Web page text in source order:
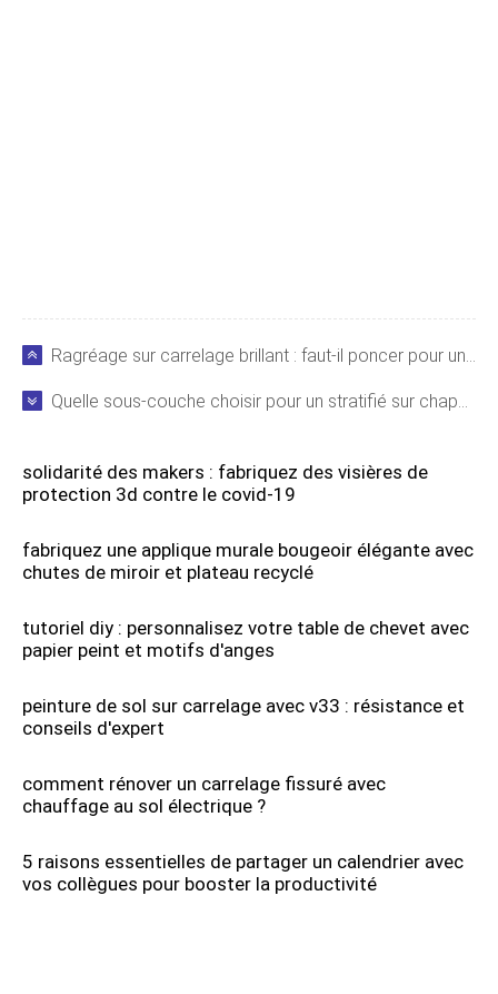
Ragréage sur carrelage brillant : faut-il poncer pour une adhérence optimale ?
Quelle sous-couche choisir pour un stratifié sur chape lisse ? Guide expert
solidarité des makers : fabriquez des visières de
protection 3d contre le covid-19
fabriquez une applique murale bougeoir élégante avec
chutes de miroir et plateau recyclé
tutoriel diy : personnalisez votre table de chevet avec
papier peint et motifs d'anges
peinture de sol sur carrelage avec v33 : résistance et
conseils d'expert
comment rénover un carrelage fissuré avec
chauffage au sol électrique ?
5 raisons essentielles de partager un calendrier avec
vos collègues pour booster la productivité